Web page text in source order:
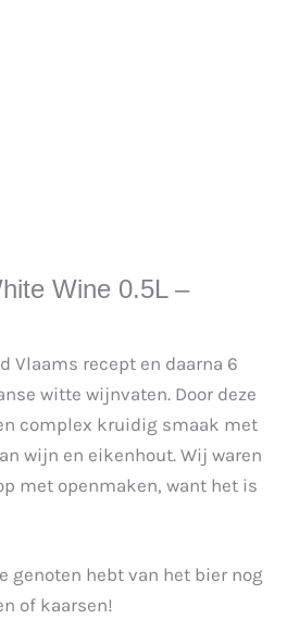
Wine 0.5L –
Vlaams recept en daarna 6
witte wijnvaten. Door deze
complex kruidig smaak met
wijn en eikenhout. Wij waren
met openmaken, want het is
genoten hebt van het bier nog
of kaarsen!